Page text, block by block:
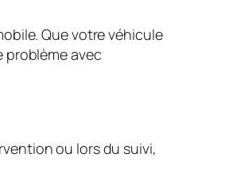
Que votre véhicule
avec
ou lors du suivi,